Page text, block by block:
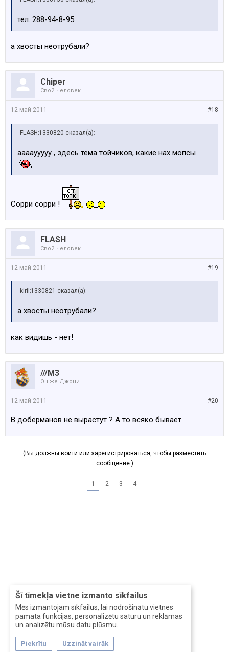
Šī tīmekļa vietne izmanto sīkfailus
Mēs izmantojam sīkfailus, lai nodrošinātu vietnes
pamata funkcijas, personalizētu saturu un reklāmas
un analizētu mūsu datu plūsmu.
Piekrītu Uzzināt vairāk
тел. 288-94-8-95
а хвосты неотрубали?
Chiper
Свой человек
#18
12 май 2011
FLASH;1330820 сказал(а):
ааааууууу , здесь тема тойчиков, какие нах мопсы
Сорри сорри !
FLASH
Свой человек
#19
12 май 2011
kiril;1330821 сказал(а):
а хвосты неотрубали?
как видишь - нет!
///M3
Он же Джони
#20
12 май 2011
В доберманов не вырастут ? А то всяко бывает.
(Вы должны войти или зарегистрироваться, чтобы разместить
сообщение.)
1 2 3 4